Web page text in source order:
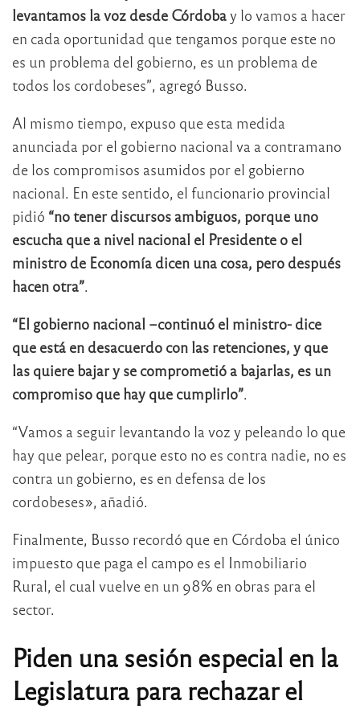
levantamos la voz desde Córdobay lo vamos a hacer
en cada oportunidad que tengamos porque este no
es un problema del gobierno, es un problema de
todos los cordobeses”, agregó Busso.
Al mismo tiempo, expuso que esta medida
anunciada por el gobierno nacional va a contramano
de los compromisos asumidos por el gobierno
nacional. En este sentido, el funcionario provincial
pidió “no tener discursos ambiguos, porque uno
escucha que a nivel nacional el Presidente o el
ministro de Economía dicen una cosa, pero después
hacen otra”.
“El gobierno nacional –continuó el ministro- dice
que está en desacuerdo con las retenciones, y que
las quiere bajar y se comprometió a bajarlas, es un
compromiso que hay que cumplirlo”.
“Vamos a seguir levantando la voz y peleando lo que
hay que pelear, porque esto no es contra nadie, no es
contra un gobierno, es en defensa de los
cordobeses», añadió.
Finalmente, Busso recordó que en Córdoba el único
impuesto que paga el campo es el Inmobiliario
Rural, el cual vuelve en un 98% en obras para el
sector.
Piden una sesión especial en la
Legislatura para rechazar el